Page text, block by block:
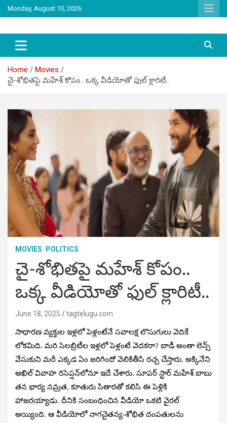
Skip
to
Monday, August 10, 2026
Tag Telugu
Home
Movies
చై-శోభితపై మహేశ్ కోపం.. ఒక్క వీడియోతో ఫుల్ క్లారిటీ..
MOVIES POLITICS
చై-శోభితపై మహేశ్ కోపం..
ఒక్క వీడియోతో ఫుల్ క్లారిటీ..
June 18, 2025 tagtelugu.com
సాధారణ వ్యక్తుల ఇళ్లలో పెళ్లంటేనే సవాలక్ష లొసుగులు వెదికే
లోకమిది. మరి సెలబ్రిటీల ఇళ్లలో పెళ్లంటే వెదకరా? బాడీ అంతా లెన్స్
వేసుకుని మరీ ఎక్కడ ఏం జరిగిందో వెలికితీసి రచ్చ చేస్తారు. అక్కినేని
అఖిల్ వివాహ రిసెప్షన్‌లోనూ ఇదే చేశారు. సూపర్ స్టార్ మహేశ్ బాబు
తన భార్య నమ్రత, కూతురు సితారతో కలిసి ఈ పెళ్లికి
హాజరయ్యాడు. దీనికి సంబంధించిన వీడియో ఒకటి వైరల్
అయ్యింది. ఆ వీడియోలో నాగచైతన్య-శోభిత దంపతులను